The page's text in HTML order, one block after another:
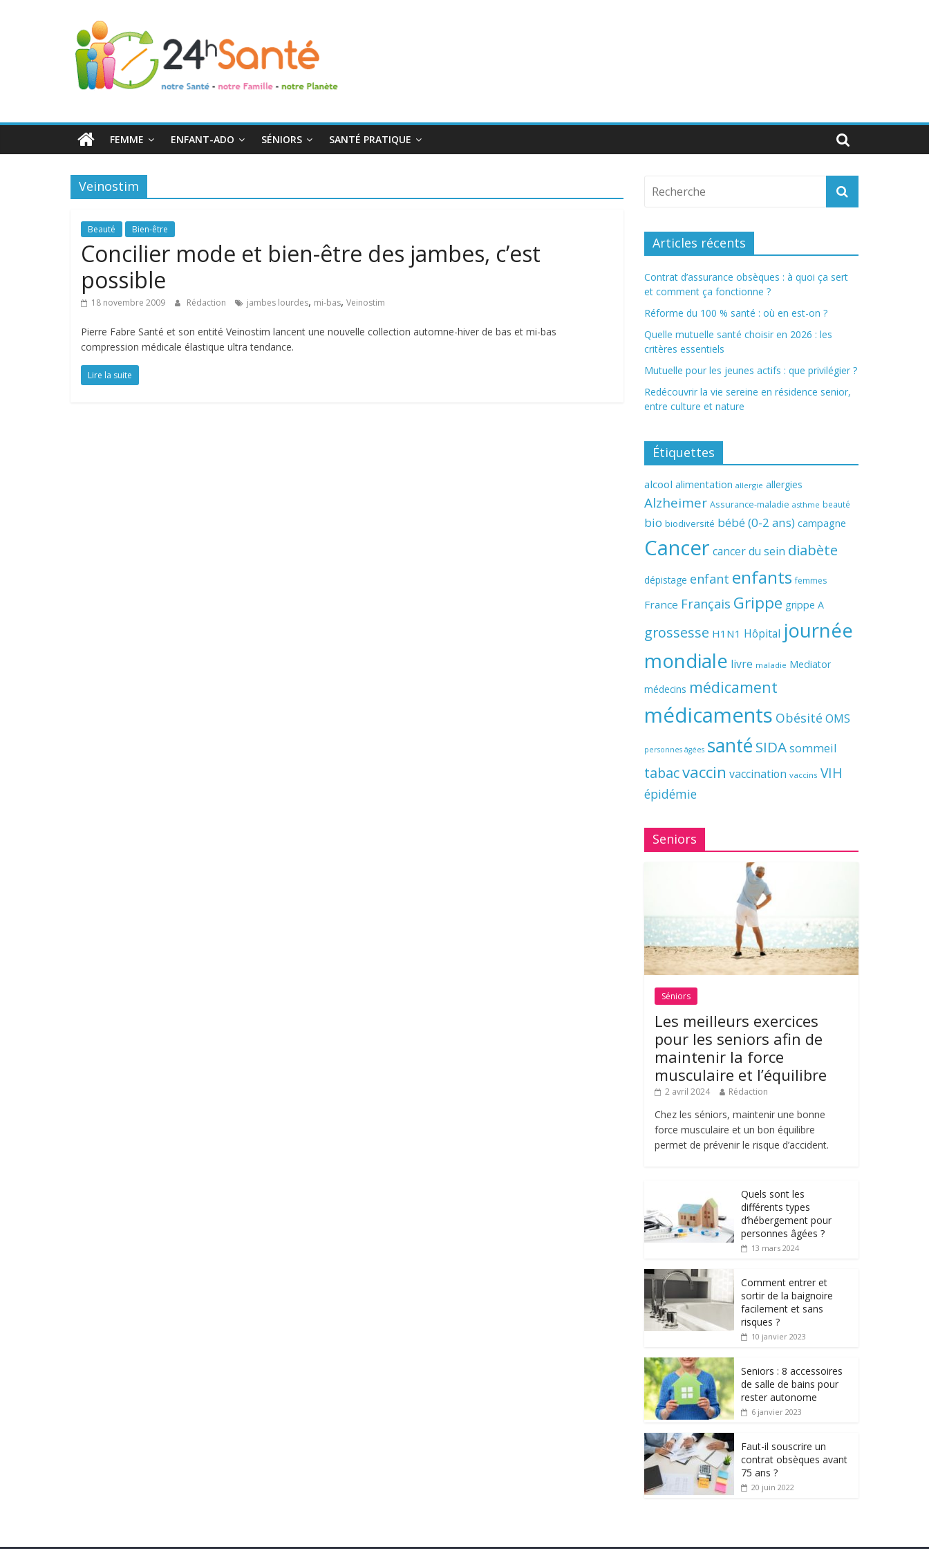
24h
Santé
toute
famille
FEMME ENFANT-ADO SÉNIORS SANTÉ PRATIQUE
Veinostim
Beauté Bien-être
Concilier mode et bien-être des jambes, c’est
possible
18 novembre 2009 Rédaction jambes lourdes, mi-bas, Veinostim
Pierre Fabre Santé et son entité Veinostim lancent une nouvelle collection automne-hiver de bas et mi-bas
compression médicale élastique ultra tendance.
Lire la suite
Articles récents
Contrat d’assurance obsèques : à quoi ça sert
et comment ça fonctionne ?
Réforme du 100 % santé : où en est-on ?
Quelle mutuelle santé choisir en 2026 : les
critères essentiels
Mutuelle pour les jeunes actifs : que privilégier ?
Redécouvrir la vie sereine en résidence senior,
entre culture et nature
Étiquettes
alcool alimentation allergie allergies
Alzheimer Assurance-maladie asthme beauté
bio biodiversité bébé (0-2 ans) campagne
Cancer cancer du sein diabète
dépistage enfant enfants femmes
France Français Grippe grippe A
grossesse H1N1 Hôpital journée
mondiale livre maladie Mediator
médecins médicament
médicaments Obésité OMS
personnes âgées santé SIDAsommeil
tabacvaccin vaccination vaccins VIH
épidémie
Seniors
Séniors
Les meilleurs exercices
pour les seniors afin de
maintenir la force
musculaire et l’équilibre
2 avril 2024 Rédaction
Chez les séniors, maintenir une bonne
force musculaire et un bon équilibre
permet de prévenir le risque d’accident.
Quels sont les
différents types
d’hébergement pour
personnes âgées ?
13 mars 2024
Comment entrer et
sortir de la baignoire
facilement et sans
risques ?
10 janvier 2023
Seniors : 8 accessoires
de salle de bains pour
rester autonome
6 janvier 2023
Faut-il souscrire un
contrat obsèques avant
75 ans ?
20 juin 2022